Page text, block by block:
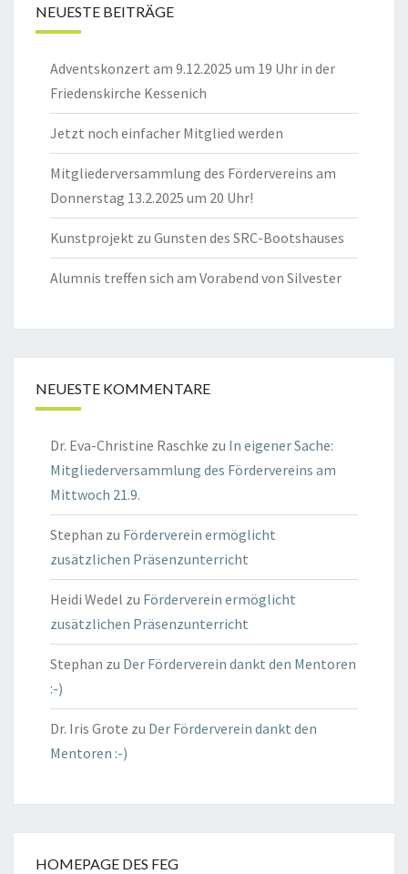
NEUESTE BEITRÄGE
Adventskonzert am 9.12.2025 um 19 Uhr in der
Friedenskirche Kessenich
Jetzt noch einfacher Mitglied werden
Mitgliederversammlung des Fördervereins am
Donnerstag 13.2.2025 um 20 Uhr!
Kunstprojekt zu Gunsten des SRC-Bootshauses
Alumnis treffen sich am Vorabend von Silvester
NEUESTE KOMMENTARE
Dr. Eva-Christine Raschke zu In eigener Sache:
Mitgliederversammlung des Fördervereins am
Mittwoch 21.9.
Stephan zu Förderverein ermöglicht
zusätzlichen Präsenzunterricht
Heidi Wedel zu Förderverein ermöglicht
zusätzlichen Präsenzunterricht
Stephan zu Der Förderverein dankt den Mentoren
:-)
Dr. Iris Grote zu Der Förderverein dankt den
Mentoren :-)
HOMEPAGE DES FEG